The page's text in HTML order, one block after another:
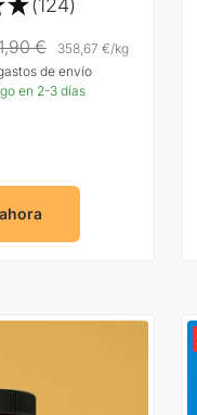
(124)
€ 358,67 €/kg
de envío
en 2-3 días